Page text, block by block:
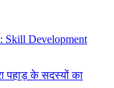
Skill Development
पहाड़ के सदस्यों का